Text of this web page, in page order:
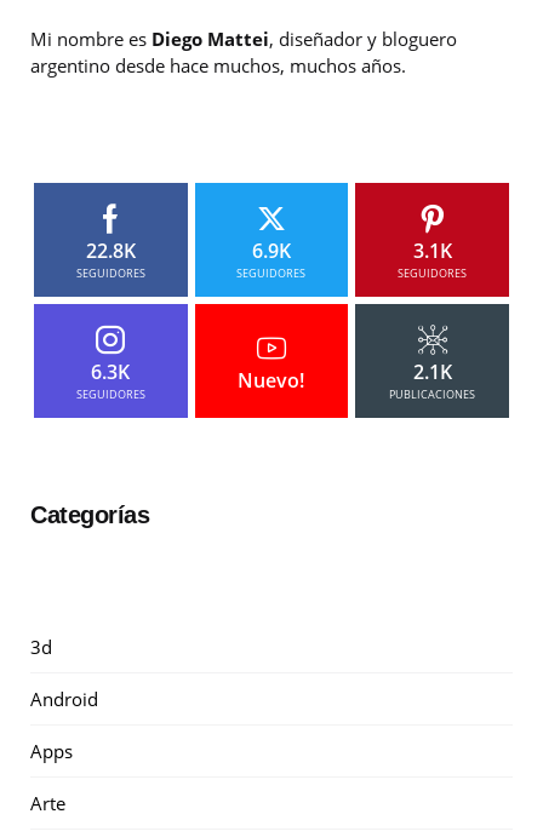
Mi nombre es Diego Mattei, diseñador y bloguero
argentino desde hace muchos, muchos años.
22.8K
SEGUIDORES
6.9K
SEGUIDORES
3.1K
SEGUIDORES
6.3K
SEGUIDORES
Nuevo! 2.1K
PUBLICACIONES
Categorías
3d
Android
Apps
Arte